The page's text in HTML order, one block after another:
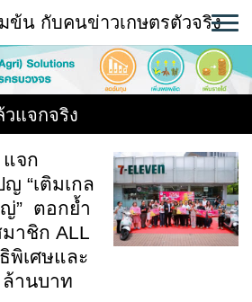
ข้น กับคนข่าวเกษตรตัวจริง
แจกจริง
แจก
“เติมเกล
” ตอกย้ำ
าชิก ALL
พิเศษและ
ล้านบาท